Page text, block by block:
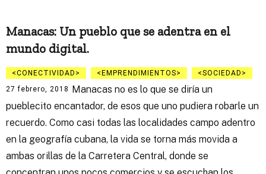
Manacas: Un pueblo que se adentra en el
mundo digital.
CONECTIVIDAD EMPRENDIMIENTOS
SOCIEDAD
27 febrero, 2018 Manacas no es lo que se diría un
pueblecito encantador, de esos que uno pudiera robarle un
recuerdo. Como casi todas las localidades campo adentro
en la geografía cubana, la vida se torna más movida a
ambas orillas de la Carretera Central, donde se